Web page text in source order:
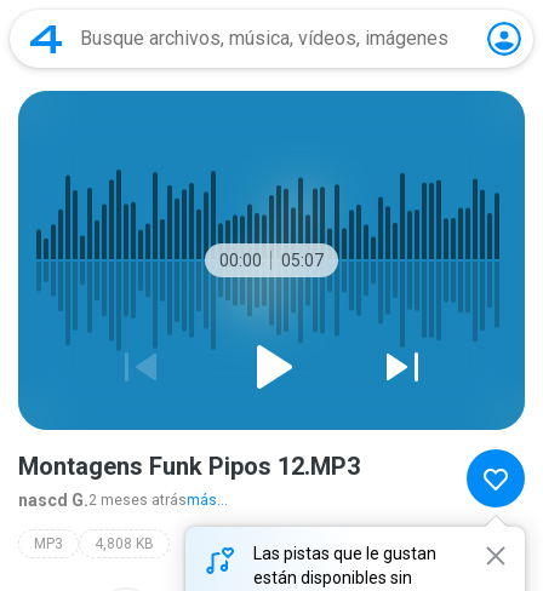
00:00 05:07
Las pistas que le gustan
están disponibles sin
Montagens Funk Pipos 12.MP3
nascd G.2 meses atrásmás...
MP3 4,808 KB